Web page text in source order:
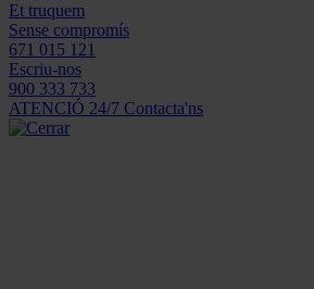
Et truquem
Sense compromís
671 015 121
Escriu-nos
900 333 733
ATENCIÓ 24/7 Contacta'ns